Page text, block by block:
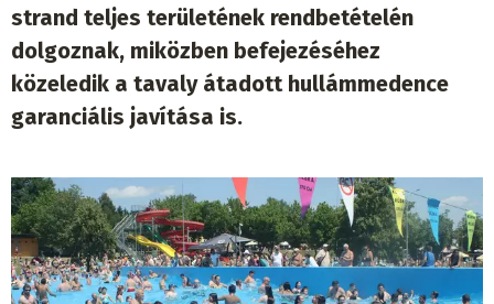
strand teljes területének rendbetételén
dolgoznak, miközben befejezéséhez
közeledik a tavaly átadott hullámmedence
garanciális javítása is.